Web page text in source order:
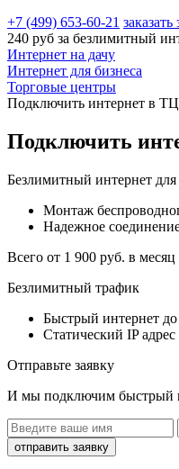
+7 (499) 653-60-21
240 руб за безлимитный
Интернет на дачу
Интернет для бизнеса
Торговые центры
Подключить интернет в
Подключить
Безлимитный интернет
Монтаж
Надежное
Всего от 1 900 руб. в месяц
Безлимитный трафик
Быстрый интернет
Статический IP адрес
Отправьте заявку
И мы подключим быстрый
отправить заявку